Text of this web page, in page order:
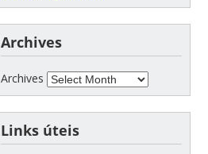
Archives
Archives
Links úteis